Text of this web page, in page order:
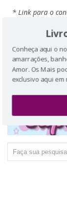
* Link para o
Postar um comentário
‹
Conheça aqui o
amarrações,
Amor. Os Mais
exclusivo aqui em